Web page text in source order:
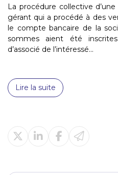
La procédure collective
gérant qui a procédé à des
le compte bancaire de la
sommes aient été
d’associé de l’intéressé...
Lire la suite